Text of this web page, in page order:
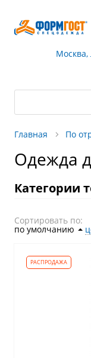
Москва,
Главная По
Одежда
Категории
Сортировать по:
по умолчанию ˄